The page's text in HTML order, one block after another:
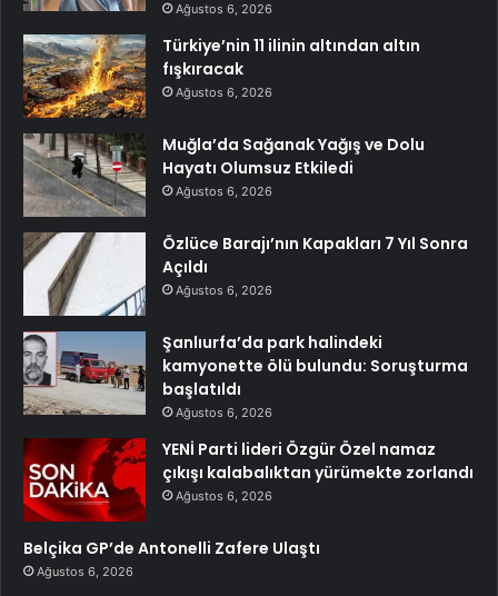
Ağustos 6, 2026
Türkiye’nin 11 ilinin altından altın
fışkıracak
Ağustos 6, 2026
Muğla’da Sağanak Yağış ve Dolu
Hayatı Olumsuz Etkiledi
Ağustos 6, 2026
Özlüce Barajı’nın Kapakları 7 Yıl Sonra
Açıldı
Ağustos 6, 2026
Şanlıurfa’da park halindeki
kamyonette ölü bulundu: Soruşturma
başlatıldı
Ağustos 6, 2026
YENİ Parti lideri Özgür Özel namaz
çıkışı kalabalıktan yürümekte zorlandı
Ağustos 6, 2026
Belçika GP’de Antonelli Zafere Ulaştı
Ağustos 6, 2026